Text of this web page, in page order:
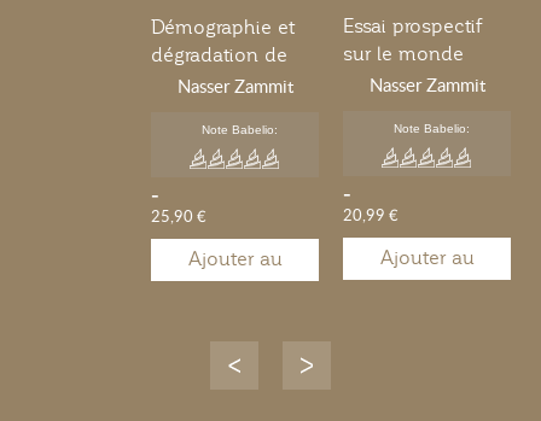
Démographie et
dégradation de
l'environnement
Nasser Zammit
Note Babelio:
-
25,90 €
Ajouter au
Essai prospectif
sur le monde
Nasser Zammit
Note Babelio:
-
20,99 €
Ajouter au